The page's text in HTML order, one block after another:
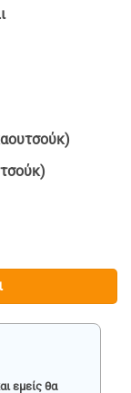
ΜΕ ΑΞΕΣΟΥΑΡ
εμείς θα